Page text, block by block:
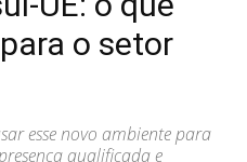
o setor
esse novo ambiente para
qualificada e